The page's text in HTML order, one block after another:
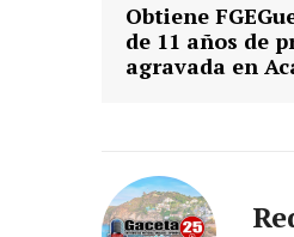
Obtiene
de 11 años de
agravada en